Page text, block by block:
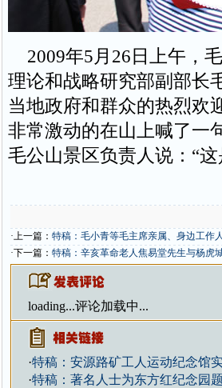
2009年5月26日上午，
理论和战略研究部副部长
当地政府和群众的热烈欢
非常激动的在山上喊了一
毛公山景区负责人说：“
·上一篇： 特稿：毛小青等毛主席亲属、身边工作
·下一篇： 特稿：辛亥革命老人焦易堂先生与杨虎
loading...评论加载中...
·特稿：安源路矿工人运动纪念馆
·特稿：著名人士为东方红纪念园